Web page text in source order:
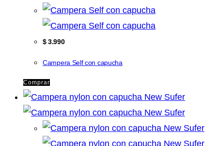
$3.990
Campera Self con capucha
Comprar